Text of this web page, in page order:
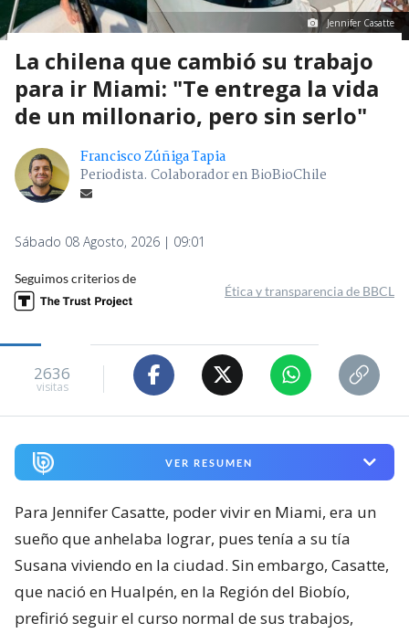
Jennifer Casatte
La chilena que cambió su trabajo
para ir Miami: "Te entrega la vida
de un millonario, pero sin serlo"
Francisco Zúñiga Tapia
Periodista. Colaborador en BioBioChile
Sábado 08 Agosto, 2026 | 09:01
Seguimos criterios de
Ética y transparencia de BBCL
2636
visitas
VER RESUMEN
Para Jennifer Casatte, poder vivir en Miami, era un
sueño que anhelaba lograr, pues tenía a su tía
Susana viviendo en la ciudad. Sin embargo, Casatte,
que nació en Hualpén, en la Región del Biobío,
prefirió seguir el curso normal de sus trabajos,